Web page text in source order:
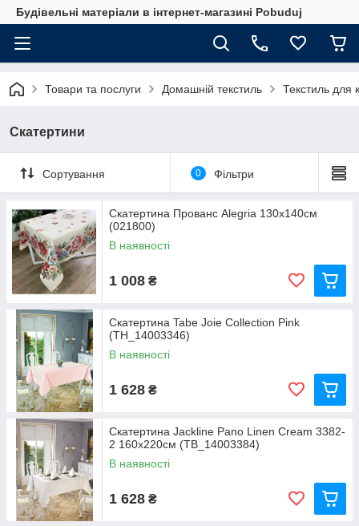
Будівельні матеріали в інтернет-магазині Pobuduj
Товари та послуги Домашній текстиль Текстиль для
Скатертини
Сортування 0 Фільтри
Скатертина Прованс Alegria 130x140см
(021800)
В наявності
1 008 ₴
Скатертина Tabe Joie Collection Pink
(TH_14003346)
В наявності
1 628 ₴
Скатертина Jackline Pano Linen Cream 3382-
2 160x220см (TB_14003384)
В наявності
1 628 ₴